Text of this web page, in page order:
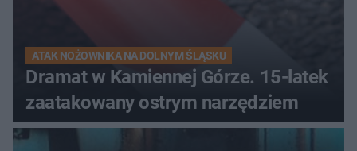
ATAK NOŻOWNIKA NA DOLNYM ŚLĄSKU
Dramat w Kamiennej Górze. 15-latek
zaatakowany ostrym narzędziem